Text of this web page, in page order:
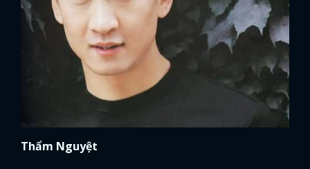
ĐĂNG NHẬP
Thẩm Nguyệt